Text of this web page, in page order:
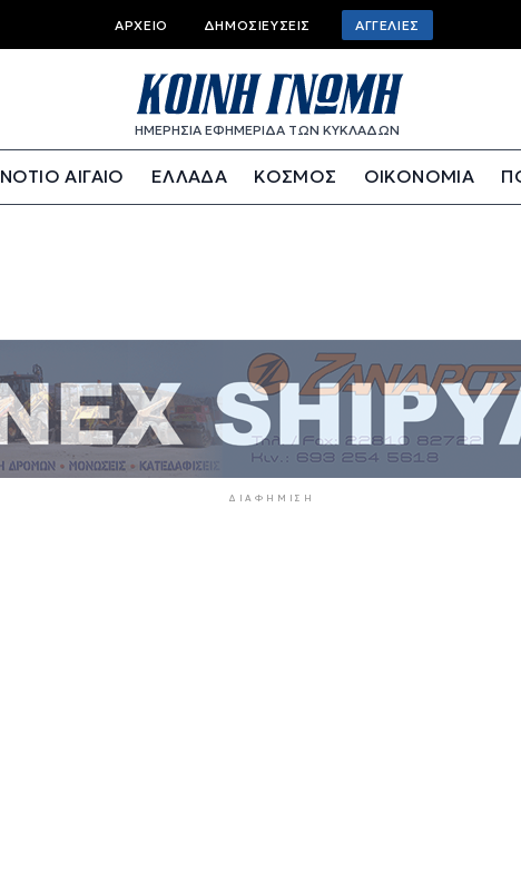
Top bar menu
ΑΡΧΕΊΟ ΔΗΜΟΣΙΕΎΣΕΙΣ ΑΓΓΕΛΊΕΣ
ΗΜΕΡΗΣΙΑ ΕΦΗΜΕΡΙΔΑ ΤΩΝ ΚΥΚΛΑΔΩΝ
ΝΟΤΙΟ ΑΙΓΑΙΟ ΕΛΛΑΔΑ ΚΟΣΜΟΣ ΟΙΚΟΝΟΜΙΑ
ΔΙΑΦΉΜΙΣΗ